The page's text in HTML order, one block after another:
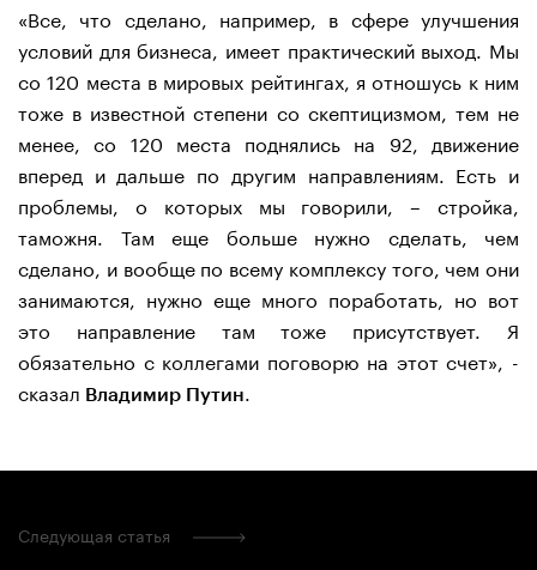
«Все, что сделано, например, в сфере улучшения
условий для бизнеса, имеет практический выход. Мы
со 120 места в мировых рейтингах, я отношусь к ним
тоже в известной степени со скептицизмом, тем не
менее, со 120 места поднялись на 92, движение
вперед и дальше по другим направлениям. Есть и
проблемы, о которых мы говорили, – стройка,
таможня. Там еще больше нужно сделать, чем
сделано, и вообще по всему комплексу того, чем они
занимаются, нужно еще много поработать, но вот
это направление там тоже присутствует. Я
обязательно с коллегами поговорю на этот счет», -
сказал Владимир Путин
Следующая статья